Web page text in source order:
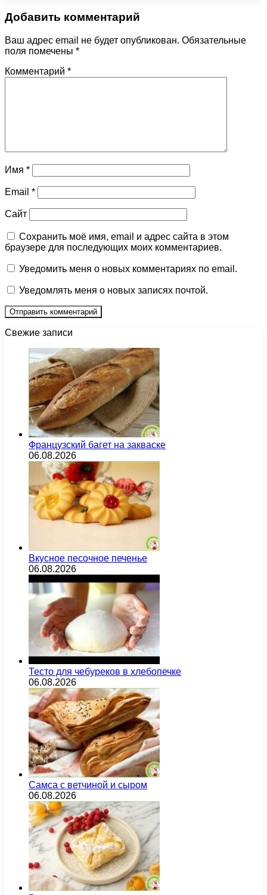
Добавить комментарий
Ваш адрес email не будет опубликован. Обязательные
поля помечены *
Комментарий *
Имя *
Email *
Сайт
Сохранить моё имя, email и адрес сайта в этом
браузере для последующих моих комментариев.
Уведомить меня о новых комментариях по email.
Уведомлять меня о новых записях почтой.
Свежие записи
Французский багет на закваске
06.08.2026
Вкусное песочное печенье
06.08.2026
Тесто для чебуреков в хлебопечке
06.08.2026
Самса с ветчиной и сыром
06.08.2026